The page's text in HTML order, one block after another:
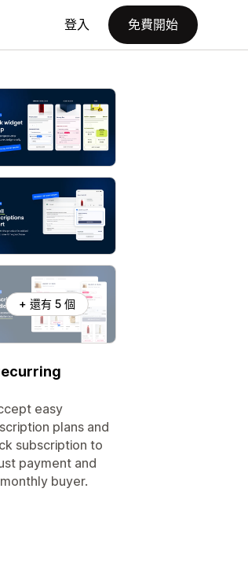
登入 免費開始
+ 還有 5 個
easy
plans and
subscription to
payment and
buyer.